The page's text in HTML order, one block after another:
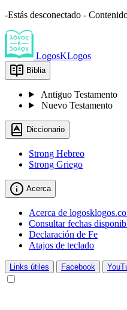
-Estás desconectado -
LogosKLogos
Biblia
Antiguo Testamento
Nuevo Testamento
Diccionario
Strong Hebreo
Strong Griego
Acerca
Acerca de
Consultar fechas
Declaración de Fe
Atajos de teclado
Links útiles Facebook